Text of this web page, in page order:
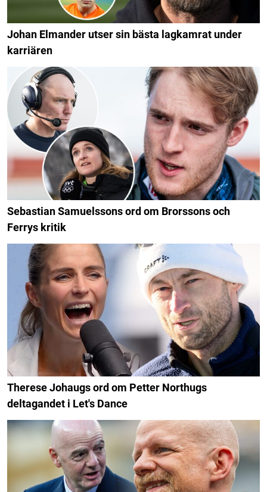
Johan Elmander utser sin bästa lagkamrat under
karriären
Sebastian Samuelssons ord om Brorssons och
Ferrys kritik
Therese Johaugs ord om Petter Northugs
deltagandet i Let's Dance